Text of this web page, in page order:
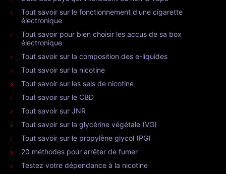
Tout savoir sur le fonctionnement d'une cigarette
électronique
Tout savoir pour bien choisir les accus de sa box
électronique
Tout savoir sur la composition des e-liquides
Tout savoir sur la nicotine
Tout savoir sur les sels de nicotine
Tout savoir sur le CBD
Tout savoir sur JNR
Tout savoir sur la glycérine végétale (VG)
Tout savoir sur le propylène glycol (PG)
20 méthodes pour arrêter de fumer
Testez votre dépendance à la nicotine